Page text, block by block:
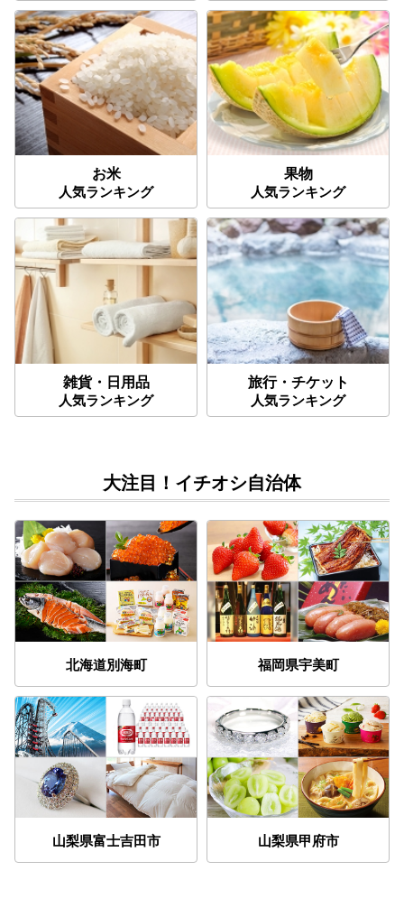
お米
人気ランキング
果物
人気ランキング
雑貨・日用品
人気ランキング
旅行・チケット
人気ランキング
大注目！イチオシ自治体
北海道別海町 福岡県宇美町
山梨県富士吉田市 山梨県甲府市